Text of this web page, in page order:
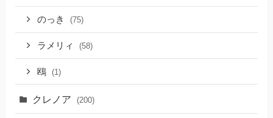
のっき (75)
ラメリィ (58)
鴎 (1)
クレノア (200)